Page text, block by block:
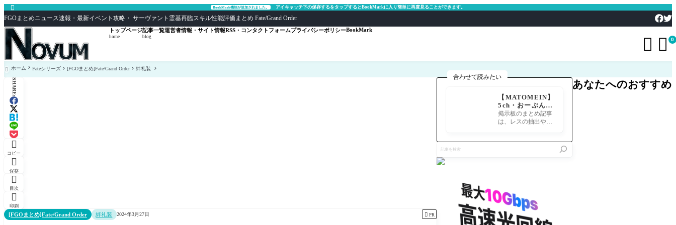
 BookMark機能が追加されました。 アイキャッチ下の保存するをタップするとBookMarkに入り簡単に再度見ることができます。
FGOまとめニュース速報・最新イベント攻略・ サーヴァント霊基再臨スキル性能評価まとめ Fate/Grand Order
トップページ
home
記事一覧
blog
運営者情報・サイト情報RSS・コンタクトフォームプライバシーポリシーBookMark
  0
 ホーム Fateシリーズ [FGOまとめ]Fate/Grand Order 絆礼装
SHARE:

コピー

保存

目次

印刷
[FGOまとめ]Fate/Grand Order 絆礼装 2024年3月27日  PR
合わせて読みたい
【MATOMEIN】
5ch・おーぷん2
ちゃん・したら
ば・ガルちゃん・
掲示板のまとめ記事
は、レスの抽出や整
を
検
あなたへのおすすめ